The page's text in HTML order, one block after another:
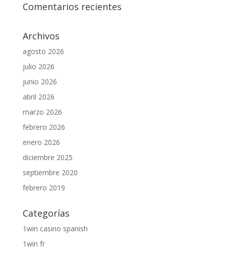
Comentarios recientes
Archivos
agosto 2026
julio 2026
junio 2026
abril 2026
marzo 2026
febrero 2026
enero 2026
diciembre 2025
septiembre 2020
febrero 2019
Categorías
1win casino spanish
1win fr